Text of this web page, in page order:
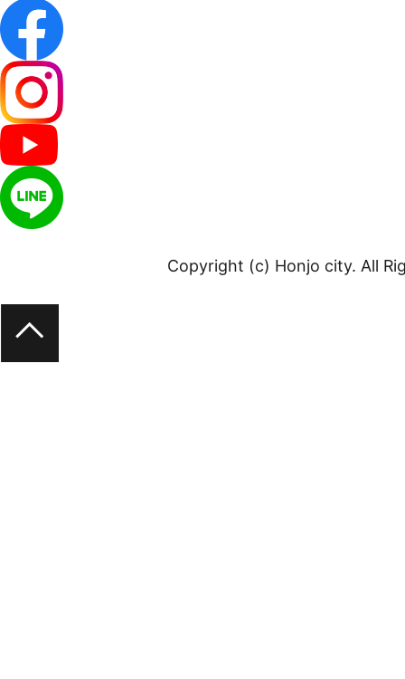
Copyright (c) Honjo city. All